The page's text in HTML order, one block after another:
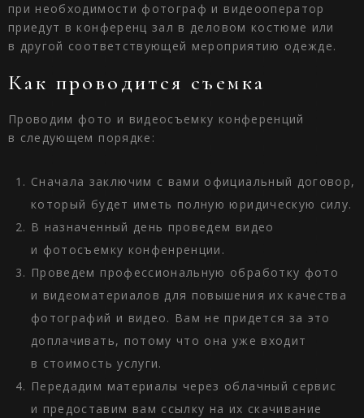
при необходимости фотограф и видеооператор
приедут в конференц зал в деловом костюме или
в другой соответствующей мероприятию одежде.
Как проводится съемка
Проводим фото и видеосъемку конференций
в следующем порядке:
Сначала заключим с вами официальный договор,
который будет иметь полную юридическую силу.
В назначенный день проведем видео
и фотосъемку конфенренции.
Проведем профессиональную обработку фото
и видеоматериалов для повышения их качества
фотографий и видео. Вам не придется за это
доплачивать, потому что она уже входит
в стоимость услуги.
Передадим материалы через облачный сервис
и предоставим вам ссылку на их скачивание